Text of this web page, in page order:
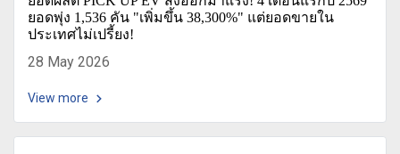
ยอดพุ่ง 1,536 คัน "เพิ่มขึ้น 38,300%" แต่ยอดขายใน
ประเทศไม่เปรี้ยง!
28 May 2026
View more